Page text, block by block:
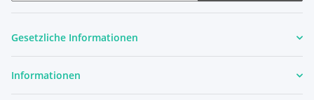
Gesetzliche Informationen
Informationen